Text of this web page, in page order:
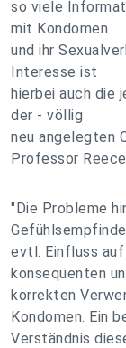
so viele
mit Kondomen
und ihr
Interesse ist
hierbei auch die
der - völlig
neu angelegten
Professor
"Die Probleme
evtl. Einfluss
konsequenten
korrekten
Kondomen. Ein
Verständnis